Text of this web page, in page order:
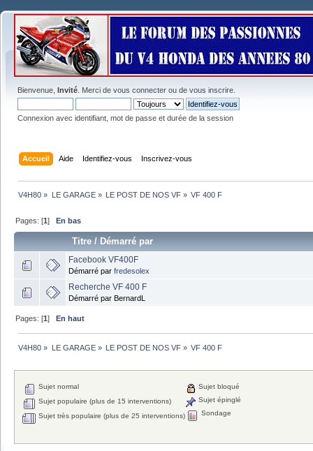
Bienvenue, Invité . Merci de vous connecter ou de vous inscrire
Connexion avec identifiant, mot de passe et durée de la session
Accueil Aide Identifiez-vous Inscrivez-vous
V4H80 » LE GARAGE» LE POST DE NOS VF» VF 400 F
Pages: [1]En bas
Titre /Démarré par
Facebook VF400F
Démarré par fredesolex
Recherche VF 400 F
Démarré par BernardL
Pages: [1]En haut
V4H80 » LE GARAGE» LE POST DE NOS VF» VF 400 F
Sujet normal
Sujet populaire (plus de 15 interventions)
Sujet très populaire (plus de 25 interventions)
Sujet bloqué
Sujet épinglé
Sondage